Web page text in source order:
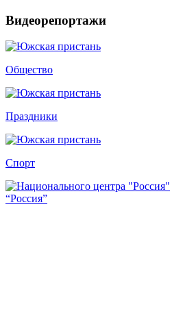
Видеорепортажи
Общество
Праздники
Спорт
“Россия”